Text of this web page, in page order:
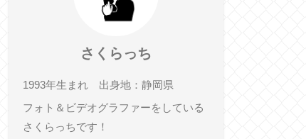
さくらっち
1993年生まれ 出身地：静岡県
フォト＆ビデオグラファーをしている
さくらっちです！